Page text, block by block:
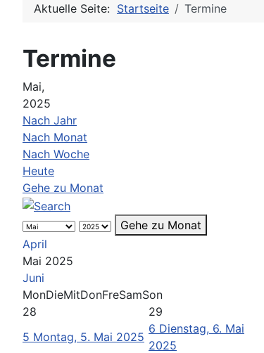
Aktuelle Seite: Startseite Termine
Termine
Mai,
2025
Nach Jahr
Nach Monat
Nach Woche
Heute
Gehe zu Monat
Gehe zu Monat
April
Mai 2025
Juni
MonDieMitDonFreSamSon
28
29
5 Montag, 5. Mai 2025
6 Dienstag, 6. Mai
2025